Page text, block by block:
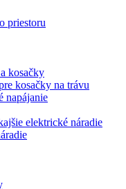
priestoru
kosačky
kosačky na trávu
napájanie
elektrické náradie